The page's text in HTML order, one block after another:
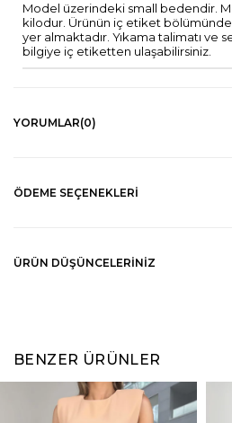
Model üzerindeki small bedendir.
kilodur. Ürünün iç etiket bölümünde
yer almaktadır. Yıkama talimatı ve
bilgiye iç etiketten ulaşabilirsiniz.
YORUMLAR(0)
ÖDEME SEÇENEKLERI
ÜRÜN DÜŞÜNCELERINIZ
BENZER ÜRÜNLER